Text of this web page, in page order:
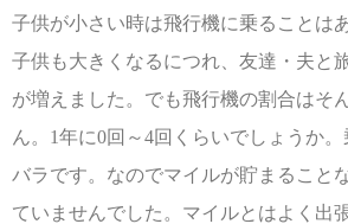
子供が小さい時は飛行機に乗ることは
子供も大きくなるにつれ、友達・夫と
が増えました。でも飛行機の割合はそ
ん。1年に0回～4回くらいでしょうか
バラです。なのでマイルが貯まること
ていませんでした。マイルとはよく出